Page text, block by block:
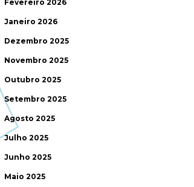
Fevereiro 2026
Janeiro 2026
Dezembro 2025
Novembro 2025
Outubro 2025
Setembro 2025
Agosto 2025
Julho 2025
Junho 2025
Maio 2025